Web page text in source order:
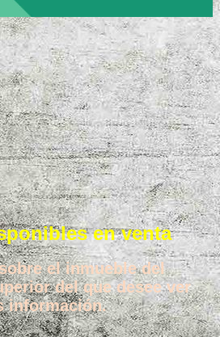
en venta
el inmueble del
del que desee ver
información.